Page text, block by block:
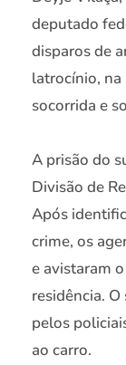
deputado
disparos de
latrocínio,
socorrida e
A prisão do
Divisão de
Após
crime, os
e avistaram
residência.
pelos
ao carro.